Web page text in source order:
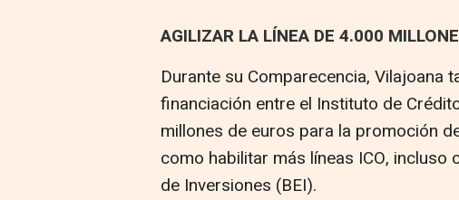
AGILIZAR LA LÍNEA DE 4.000
Durante su Comparecencia, Vilajoana
financiación entre el Instituto de
millones de euros para la promoción
como habilitar más líneas ICO,
de Inversiones (BEI).